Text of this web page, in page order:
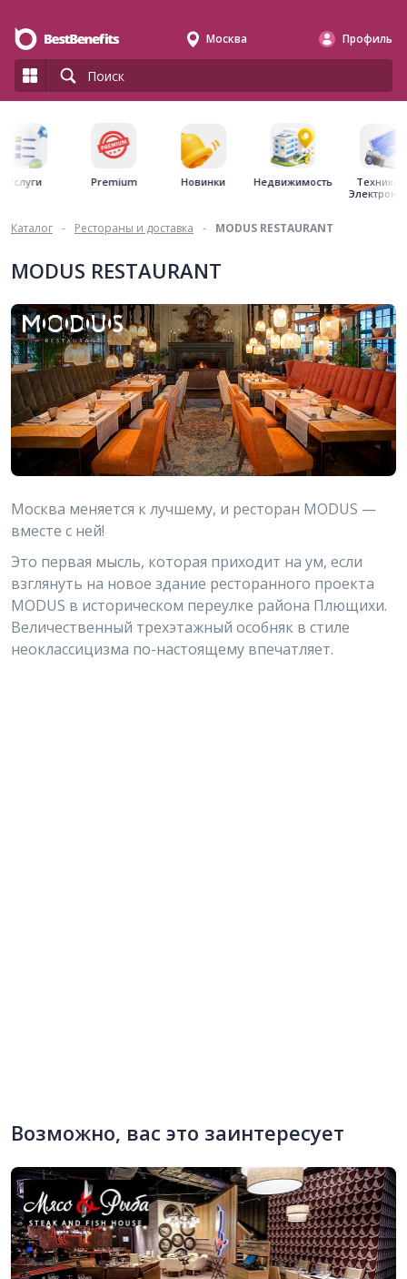
Москва Профиль
Услуги Premium Новинки Недвижимость
Техника
Каталог - Рестораны и доставка - MODUS RESTAURANT
MODUS RESTAURANT
Москва меняется к лучшему, и ресторан MODUS —
вместе с ней!
Это первая мысль, которая приходит на ум, если
взглянуть на новое здание ресторанного проекта
MODUS в историческом переулке района Плющихи.
Величественный трехэтажный особняк в стиле
неоклассицизма по-настоящему впечатляет.
Возможно, вас это заинтересует